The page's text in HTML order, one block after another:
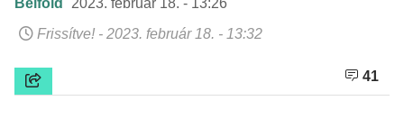
Belföld
2023. február 18. - 13:26
Frissítve! - 2023. február 18. - 13:32
41